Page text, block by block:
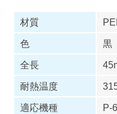
材質
色
黒
全長
耐熱温度
適応機種
P-